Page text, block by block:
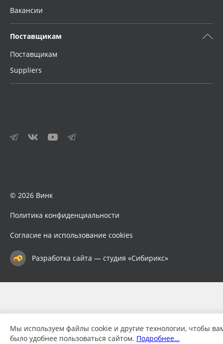
Вакансии
Поставщикам
Поставщикам
Suppliers
© 2026 Винк
Политика конфиденциальности
Согласие на использование cookies
Разработка сайта — студия «Сибирикс»
Мы используем файлы cookie и другие технологии, чтобы
было удобнее пользоваться сайтом. Подробнее…